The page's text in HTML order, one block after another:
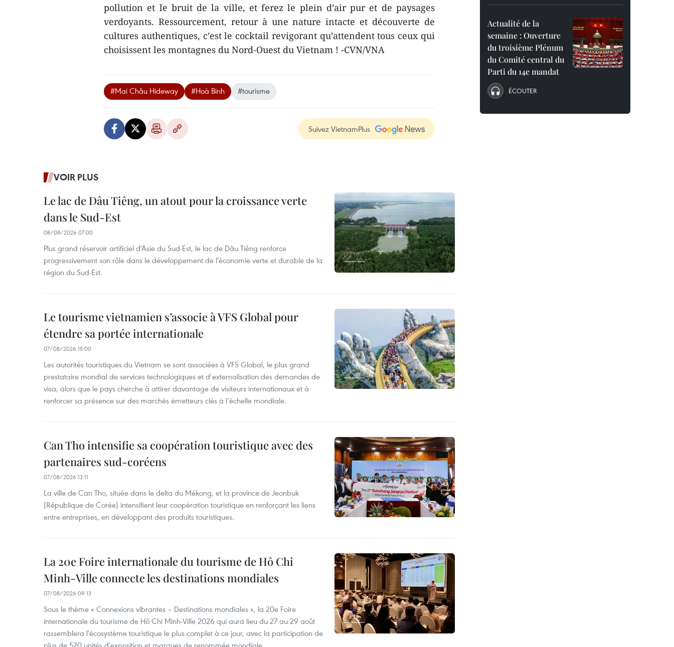
pollution et le bruit de la ville, et ferez le plein d’air pur et de paysages
verdoyants. Ressourcement, retour à une nature intacte et découverte de
cultures authentiques, c’est le cocktail revigorant qu’attendent tous ceux qui
choisissent les montagnes du Nord-Ouest du Vietnam ! -CVN/VNA
#Mai Châu Hideway #Hoà Binh #tourisme
Suivez VietnamPlus
VOIR PLUS
Le lac de Dâu Tiêng, un atout pour la croissance verte
dans le Sud-Est
08/08/2026 07:00
Plus grand réservoir artificiel d'Asie du Sud-Est, le lac de Dâu Tiêng renforce
progressivement son rôle dans le développement de l'économie verte et durable de la
région du Sud-Est.
Le tourisme vietnamien s’associe à VFS Global pour
étendre sa portée internationale
07/08/2026 15:00
Les autorités touristiques du Vietnam se sont associées à VFS Global, le plus grand
prestataire mondial de services technologiques et d’externalisation des demandes de
visa, alors que le pays cherche à attirer davantage de visiteurs internationaux et à
renforcer sa présence sur des marchés émetteurs clés à l’échelle mondiale.
Can Tho intensifie sa coopération touristique avec des
partenaires sud-coréens
07/08/2026 13:11
La ville de Can Tho, située dans le delta du Mékong, et la province de Jeonbuk
(République de Corée) intensifient leur coopération touristique en renforçant les liens
entre entreprises, en développant des produits touristiques.
La 20e Foire internationale du tourisme de Hô Chi
Minh-Ville connecte les destinations mondiales
07/08/2026 09:13
Sous le thème « Connexions vibrantes – Destinations mondiales », la 20e Foire
internationale du tourisme de Hô Chi Minh-Ville 2026 qui aura lieu du 27 au 29 août
rassemblera l'écosystème touristique le plus complet à ce jour, avec la participation de
plus de 520 unités d'exposition et marques de renommée mondiale.
Actualité de la
semaine : Ouverture
du troisième Plénum
du Comité central du
Parti du 14e mandat
ÉCOUTER